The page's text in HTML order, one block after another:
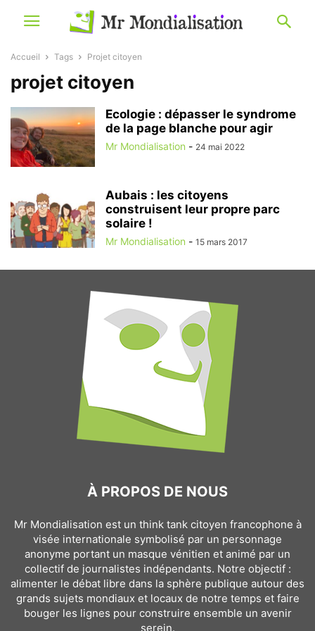
Accueil Tags Projet citoyen
projet citoyen
Ecologie : dépasser le syndrome
de la page blanche pour agir
Mr Mondialisation - 24 mai 2022
Aubais : les citoyens
construisent leur propre parc
solaire !
Mr Mondialisation - 15 mars 2017
À PROPOS DE NOUS
Mr Mondialisation est un think tank citoyen francophone à
visée internationale symbolisé par un personnage
anonyme portant un masque vénitien et animé par un
collectif de journalistes indépendants. Notre objectif :
alimenter le débat libre dans la sphère publique autour des
grands sujets mondiaux et locaux de notre temps et faire
bouger les lignes pour construire ensemble un avenir
serein.